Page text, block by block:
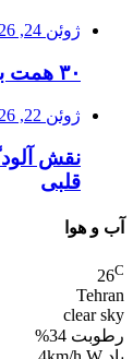
ژوئن 24, 2026
۳۰ همت بدهی تامین اجتماعی به وزارت بهداشت
ژوئن 22, 2026
نقش
قلبی
آب و هوا
26C
Tehran
clear sky
رطوبت 34%